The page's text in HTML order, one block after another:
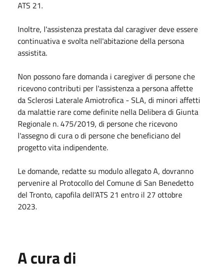
ATS 21.
Inoltre, l'assistenza prestata dal caragiver deve essere
continuativa e svolta nell'abitazione della persona
assistita.
Non possono fare domanda i caregiver di persone che
ricevono contributi per l'assistenza a persona affette
da Sclerosi Laterale Amiotrofica - SLA, di minori affetti
da malattie rare come definite nella Delibera di Giunta
Regionale n. 475/2019, di persone che ricevono
l'assegno di cura o di persone che beneficiano del
progetto vita indipendente.
Le domande, redatte su modulo allegato A, dovranno
pervenire al Protocollo del Comune di San Benedetto
del Tronto, capofila dell'ATS 21 entro il 27 ottobre
2023.
A cura di